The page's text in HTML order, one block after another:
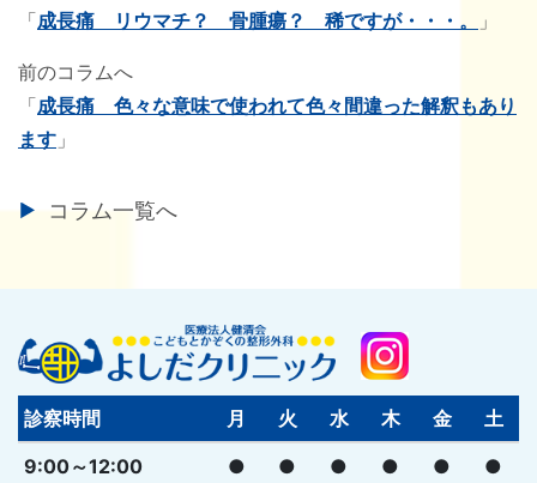
「成長痛 リウマチ？ 骨腫瘍？ 稀ですが・・・。 」
前のコラムへ
「成長痛 色々な意味で使われて色々間違った解釈もあり
ます 」
コラム一覧へ
診察時間 月 火 水 木 金
土
9:00～12:00
● ● ● ● ●
●